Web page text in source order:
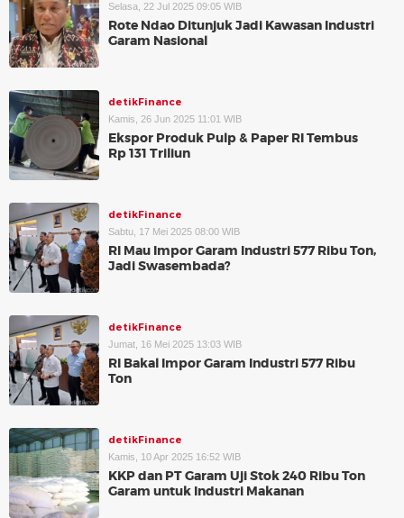
Selasa, 22 Jul 2025 09:05 WIB
Rote Ndao Ditunjuk Jadi Kawasan Industri
Garam Nasional
detikFinance
Kamis, 26 Jun 2025 11:01 WIB
Ekspor Produk Pulp & Paper RI Tembus
Rp 131 Triliun
detikFinance
Sabtu, 17 Mei 2025 08:00 WIB
RI Mau Impor Garam Industri 577 Ribu Ton,
Jadi Swasembada?
detikFinance
Jumat, 16 Mei 2025 13:03 WIB
RI Bakal Impor Garam Industri 577 Ribu
Ton
detikFinance
Kamis, 10 Apr 2025 16:52 WIB
KKP dan PT Garam Uji Stok 240 Ribu Ton
Garam untuk Industri Makanan